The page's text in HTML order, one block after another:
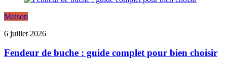
Maison
6 juillet 2026
Fendeur de buche : guide complet pour bien choisir